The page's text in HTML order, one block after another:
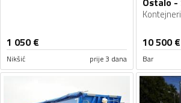
1 050€
Nikšić prije 3 dana
Kontejneri
10 500€
Bar